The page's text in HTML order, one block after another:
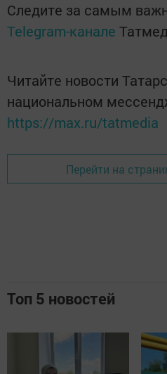
Следите за самым
Telegram-канале
Читайте новости
национальном
https://max.ru/tatmedia
Перейти на
Топ 5 новостей